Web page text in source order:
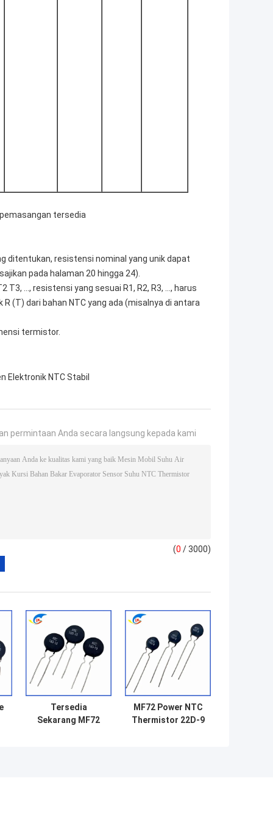
tersedia
ditentukan, resistensi nominal yang unik dapat
pada halaman 20 hingga 24).
..., resistensi yang sesuai R1, R2, R3, ..., harus
(T) dari bahan NTC yang ada (misalnya di antara
termistor.
Elektronik NTC Stabil
permintaan Anda secara langsung kepada kami
(0 / 3000)
Tersedia
Sekarang MF72
MF72 Power NTC
Thermistor 22D-9